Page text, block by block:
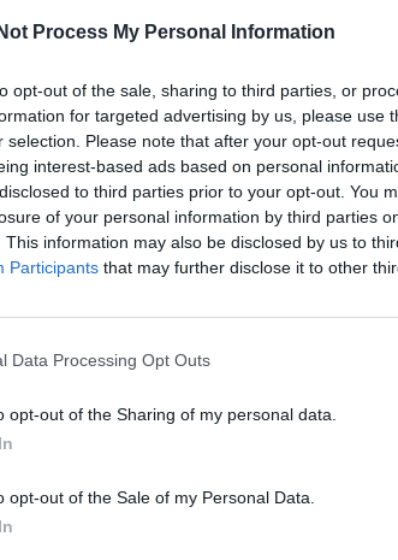
Process My Personal Information
opt-out of the sale, sharing to third parties, or
for targeted advertising by us, please use
selection. Please note that after your opt-out
interest-based ads based on personal
to third parties prior to your opt-out. You
of your personal information by third parties
This information may also be disclosed by us to
Participants that may further disclose it to other
Data Processing Opt Outs
opt-out of the Sharing of my personal data.
opt-out of the Sale of my Personal Data.
de Coimbra “aterra” na Escola
pinguins? ou como funcionam as
para as quais se vai tentar encontrar
Afonso Lopes Vieira, em Leiria.
a Semana da Ciência da Universidade
do Lis.
Departamento de Ciências da Vida da
de Coimbra participam neste
pré-universitários.
o curso é realizado pela
competências em ciências da
e investigadores irão dinamizar